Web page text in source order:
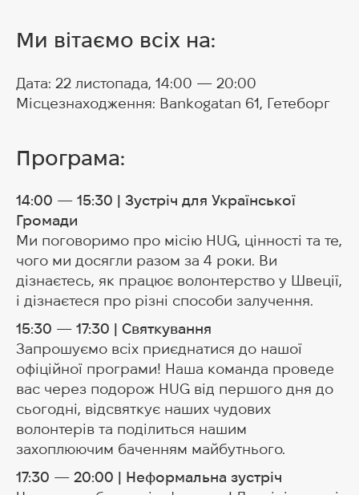
Ми вітаємо всіх на:
Дата: 22 листопада, 14:00 — 20:00
Місцезнаходження: Bankogatan 61, Гетеборг
Програма:
14:00 — 15:30 | Зустріч для Української
Громади
Ми поговоримо про місію HUG, цінності та те,
чого ми досягли разом за 4 роки. Ви
дізнаєтесь, як працює волонтерство у Швеції,
і дізнаєтеся про різні способи залучення.
15:30 — 17:30 | Святкування
Запрошуємо всіх приєднатися до нашої
офіційної програми! Наша команда проведе
вас через подорож HUG від першого дня до
сьогодні, відсвяткує наших чудових
волонтерів та поділиться нашим
захоплюючим баченням майбутнього.
17:30 — 20:00 | Неформальна зустріч